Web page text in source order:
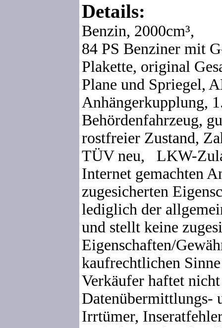
Details:
Benzin, 2000cm³,
84 PS Benziner mit
Plakette, original
Plane und Spriegel,
Anhängerkupplung,
Behördenfahrzeug,
rostfreier Zustand,
TÜV neu, LKW-
Internet gemachten
zugesicherten
lediglich der
und stellt keine
Eigenschaften/
kaufrechtlichen
Verkäufer haftet
Datenübermittlungs-
Irrtümer,